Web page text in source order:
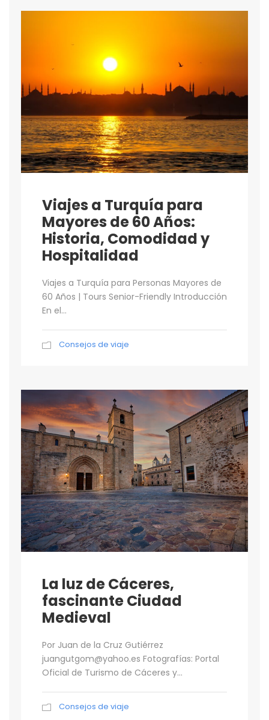
Viajes a Turquía para
Mayores de 60 Años:
Historia, Comodidad y
Hospitalidad
Viajes a Turquía para Personas Mayores de
60 Años | Tours Senior-Friendly Introducción
En el...
Consejos de viaje
La luz de Cáceres,
fascinante Ciudad
Medieval
Por Juan de la Cruz Gutiérrez
juangutgom@yahoo.es Fotografías: Portal
Oficial de Turismo de Cáceres y...
Consejos de viaje